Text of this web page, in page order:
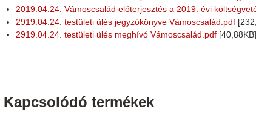
2019.04.24. Vámoscsalád előterjesztés a 2019. évi
2919.04.24. testületi ülés jegyzőkönyve Vámoscsalád.pdf
2919.04.24. testületi ülés meghívó Vámoscsalád.pdf [40,88KB]
Kapcsolódó termékek